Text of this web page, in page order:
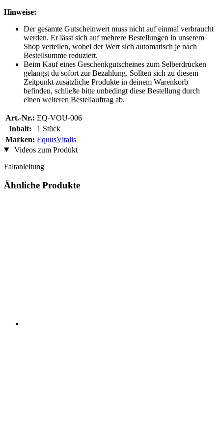
Hinweise:
Der gesamte Gutscheinwert muss nicht auf einmal verbraucht
werden. Er lässt sich auf mehrere Bestellungen in unserem
Shop verteilen, wobei der Wert sich automatisch je nach
Bestellsumme reduziert.
Beim Kauf eines Geschenkgutscheines zum Selberdrucken
gelangst du sofort zur Bezahlung. Sollten sich zu diesem
Zeitpunkt zusätzliche Produkte in deinem Warenkorb
befinden, schließe bitte unbedingt diese Bestellung durch
einen weiteren Bestellauftrag ab.
Art.-Nr.: EQ-VOU-006
Inhalt:
1 Stück
Marken: EquusVitalis
Videos zum Produkt
Faltanleitung
Ähnliche Produkte